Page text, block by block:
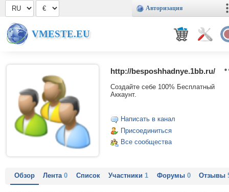
Авторизация
VMESTE.EU
http://besposhhadnye.1bb.ru/
Создайте себе 100% Бесплатный
Аккаунт.
Написать в канал
Присоединиться
Все сообщества
Обзор Лента0 Список Участники1 Форумы 0 Отзывы